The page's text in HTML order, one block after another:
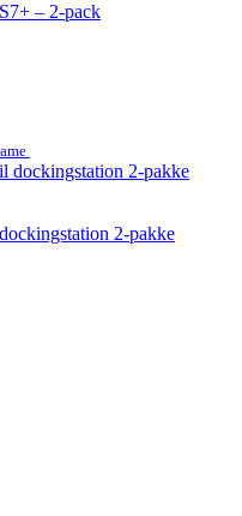
– 2-pack
2-pakke